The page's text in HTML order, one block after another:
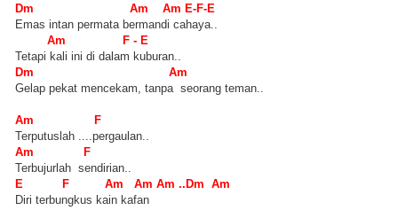
Dm Am Am E-F-E
Emas intan permata bermandi cahaya..
Am F - E
Tetapi kali ini di dalam kuburan..
Dm Am
Gelap pekat mencekam, tanpa seorang teman..
Am F
Terputuslah ....pergaulan..
Am F
Terbujurlah sendirian..
E F Am Am Am ..Dm Am
Diri terbungkus kain kafan